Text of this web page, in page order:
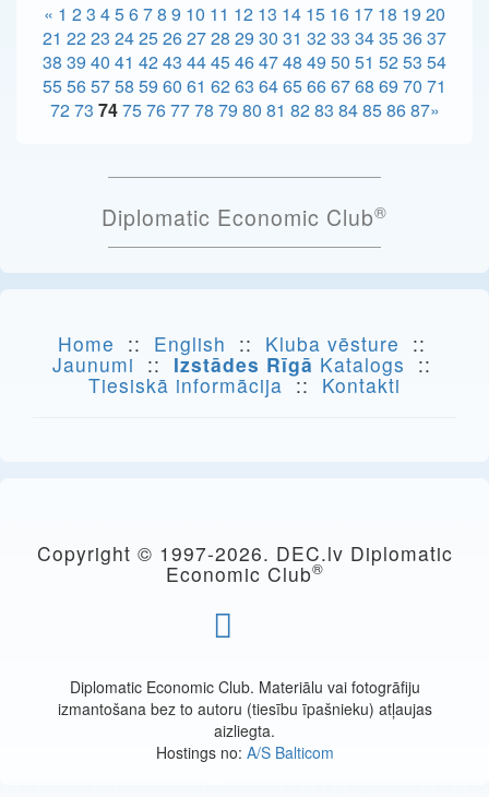
« 1 23 45678 9 10 11 12 13 14 15 16 17 18 19 20
21 2223 2425262728 29 30 31 3233 34353637
38 39 40 41 4243 4445464748 49 50 51 5253 54
55565758 59 60 61 6263 6465666768 69 70 71
72 73 7475767778 79 80 81 82 83 84858687»
Diplomatic Economic Club®
Home :: English :: Kluba vēsture ::
Jaunumi :: Izstādes Rīgā Katalogs ::
Tiesiskā informācija :: Kontakti
Copyright © 1997-2026. DEC.lv Diplomatic
Economic Club®
Diplomatic Economic Club. Materiālu vai fotogrāfiju
izmantošana bez to autoru (tiesību īpašnieku) atļaujas
aizliegta.
Hostings no: A/S Balticom